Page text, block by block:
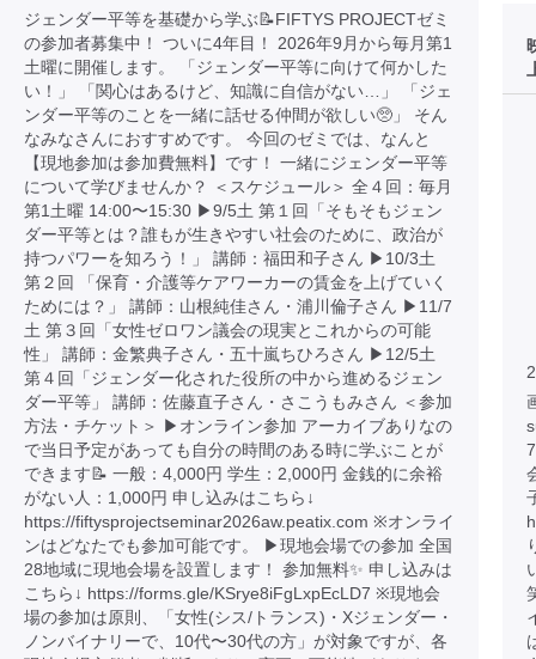
ジェンダー平等を基礎から学ぶ📝FIFTYS PROJECTゼミ
の参加者募集中！ ついに4年目！ 2026年9月から毎月第1
土曜に開催します。 「ジェンダー平等に向けて何かした
い！」 「関心はあるけど、知識に自信がない…」 「ジェ
ンダー平等のことを一緒に話せる仲間が欲しい🥺」 そん
なみなさんにおすすめです。 今回のゼミでは、なんと
【現地参加は参加費無料】です！ 一緒にジェンダー平等
について学びませんか？ ＜スケジュール＞ 全４回：毎月
第1土曜 14:00〜15:30 ▶︎9/5土 第１回「そもそもジェン
ダー平等とは？誰もが生きやすい社会のために、政治が
持つパワーを知ろう！」 講師：福田和子さん ▶︎10/3土
第２回 「保育・介護等ケアワーカーの賃金を上げていく
ためには？」 講師：山根純佳さん・浦川倫子さん ▶︎11/7
土 第３回「女性ゼロワン議会の現実とこれからの可能
性」 講師：金繁典子さん・五十嵐ちひろさん ▶︎12/5土
第４回「ジェンダー化された役所の中から進めるジェン
ダー平等」 講師：佐藤直子さん・さこうもみさん ＜参加
方法・チケット＞ ▶︎オンライン参加 アーカイブありなの
で当日予定があっても自分の時間のある時に学ぶことが
できます📝 一般：4,000円 学生：2,000円 金銭的に余裕
がない人：1,000円 申し込みはこちら↓
https://fiftysprojectseminar2026aw.peatix.com ※オンライ
ンはどなたでも参加可能です。 ▶︎現地会場での参加 全国
28地域に現地会場を設置します！ 参加無料✨ 申し込みは
こちら↓ https://forms.gle/KSrye8iFgLxpEcLD7 ※現地会
場の参加は原則、「女性(シス/トランス)・Xジェンダー・
ノンバイナリーで、10代〜30代の方」が対象ですが、各